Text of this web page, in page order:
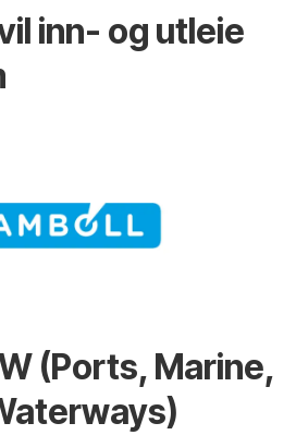
inn- og utleie
(Ports, Marine,